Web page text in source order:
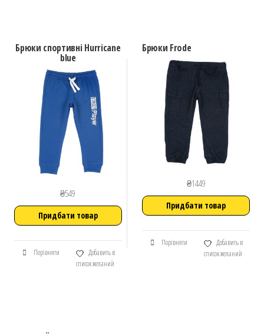
Брюки спортивні Hurricane
blue
₴549
Придбати товар
Порівняти
Добавить в
список желаний
Брюки Frode
₴1449
Придбати товар
Порівняти
Добавить в
список желаний